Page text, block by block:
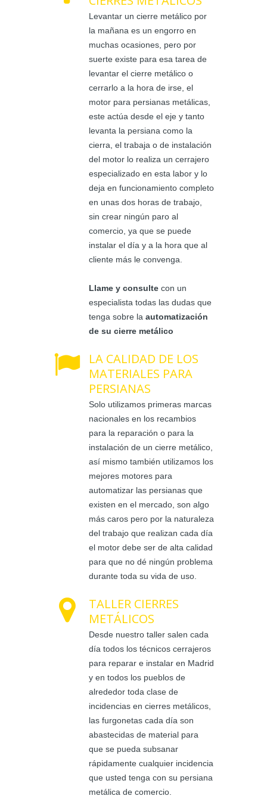
Levantar un cierre metálico por
la mañana es un engorro en
muchas ocasiones, pero por
suerte existe para esa tarea de
levantar el cierre metálico o
cerrarlo a la hora de irse, el
motor para persianas metálicas,
este actúa desde el eje y tanto
levanta la persiana como la
cierra, el trabaja o de instalación
del motor lo realiza un cerrajero
especializado en esta labor y lo
deja en funcionamiento completo
en unas dos horas de trabajo,
sin crear ningún paro al
comercio, ya que se puede
instalar el día y a la hora que al
cliente más le convenga.
Llame y consulte con un
especialista todas las dudas que
tenga sobre la automatización
de su cierre metálico
LA CALIDAD DE LOS
MATERIALES PARA
PERSIANAS
Solo utilizamos primeras marcas
nacionales en los recambios
para la reparación o para la
instalación de un cierre metálico,
así mismo también utilizamos los
mejores motores para
automatizar las persianas que
existen en el mercado, son algo
más caros pero por la naturaleza
del trabajo que realizan cada día
el motor debe ser de alta calidad
para que no dé ningún problema
durante toda su vida de uso.
TALLER CIERRES
METÁLICOS
Desde nuestro taller salen cada
día todos los técnicos cerrajeros
para reparar e instalar en Madrid
y en todos los pueblos de
alrededor toda clase de
incidencias en cierres metálicos,
las furgonetas cada día son
abastecidas de material para
que se pueda subsanar
rápidamente cualquier incidencia
que usted tenga con su persiana
metálica de comercio.